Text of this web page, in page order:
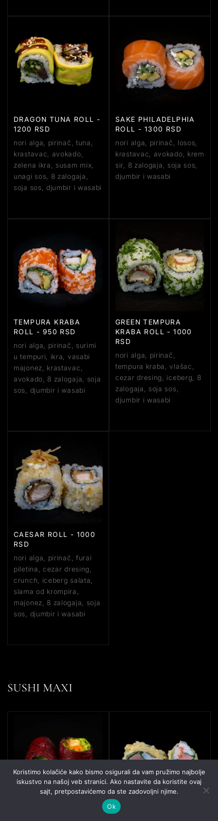
DRAGON TUNA ROLL -
1200 RSD
nori alga, pirinač, tuna,
krastavac, avokado,
zelena ikra, susam mix,
unagi sos, 8 zalogaja,
soja sos, djumbir i wasabi
SAKE PHILADELPHIA
ROLL - 1300 RSD
nori alga, pirinač, losos,
krastavac, avokado, krem
sir, 8 zalogaja, soja sos,
djumbir i wasabi
TEMPURA KRABA
ROLL - 950 RSD
nori alga, pirinač, surimi
u tempuri, ikra, vasabi
majonez, krastavac,
avokado, 8 zalogaja, soja
sos, djumbir i wasabi
GREEN TEMPURA
KRABA ROLL - 1000
RSD
nori alga, pirinač,
tempura kraba, vlašac,
cezar dresing, iceberg, 8
zalogaja, soja sos,
djumbir i wasabi
CAESAR ROLL - 1000
RSD
nori alga, pirinač, furai
piletina, cezar dresing,
crunch, iceberg salata,
slama od krompira,
majonez, 8 zalogaja, soja
sos, djumbir i wasabi
SUSHI MAXI
CRISPY FLOWER TUNA
Koristimo kolačiće kako bismo osigurali da vam pružimo najbolje
iskustvo na našoj veb stranici. Ako nastavite da koristite ovaj
sajt, pretpostavićemo da ste zadovoljni njime.
Ok